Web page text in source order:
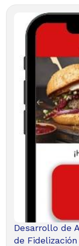
Desarrollo de
de Fidelización